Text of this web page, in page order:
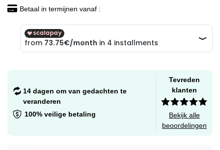
Betaal in termijnen vanaf :
14 dagen om van gedachten te
veranderen
100% veilige betaling
Tevreden
klanten
Bekijk alle
beoordelingen